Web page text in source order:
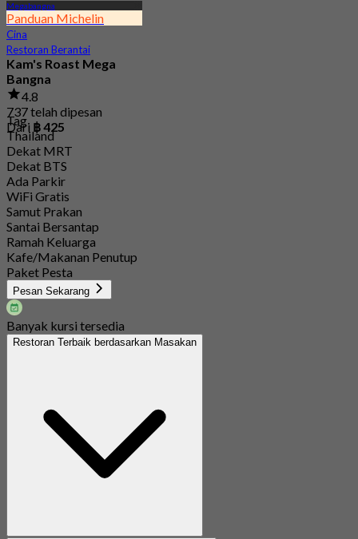
Megabangna
Panduan Michelin
Cina
Restoran Berantai
Kam's Roast Mega
Bangna
4.8
737 telah dipesan
Dari ฿ 425
Tag
Thailand
Dekat MRT
Dekat BTS
Ada Parkir
WiFi Gratis
Samut Prakan
Santai Bersantap
Ramah Keluarga
Kafe/Makanan Penutup
Paket Pesta
Pesan Sekarang
Banyak kursi tersedia
Restoran Terbaik berdasarkan Masakan